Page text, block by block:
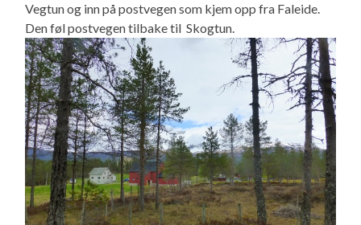
Vegtun og inn på postvegen som kjem opp fra Faleide.
Den føl postvegen tilbake til Skogtun.